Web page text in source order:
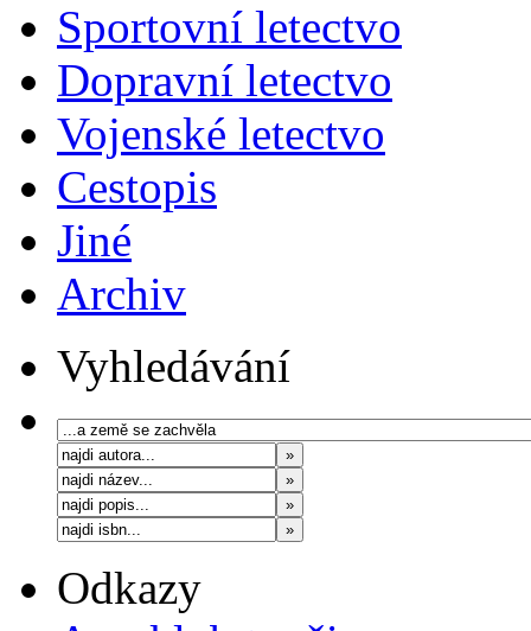
Sportovní letectvo
Dopravní letectvo
Vojenské letectvo
Cestopis
Jiné
Archiv
Vyhledávání
Odkazy